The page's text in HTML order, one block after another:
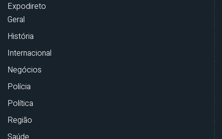
Expodireto
Geral
História
Internacional
Negócios
Polícia
Política
Região